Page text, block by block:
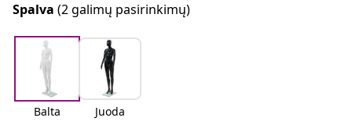
Spalva (2 galimų pasirinkimų)
Balta Juoda